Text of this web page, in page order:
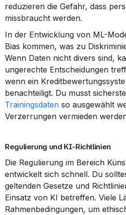
reduzieren die Gefahr, dass
missbraucht werden.
In der Entwicklung von ML-
Bias kommen, was zu
Wenn Daten nicht divers sind,
ungerechte Entscheidungen
wenn ein
Trainingsdaten so ausgewählt
Verzerrungen vermieden
Regulierung und KI-Richtlinien
Die Regulierung im Bereich
entwickelt sich schnell. Du
geltenden Gesetze und
Einsatz von KI betreffen. Viele
Rahmenbedingungen, um